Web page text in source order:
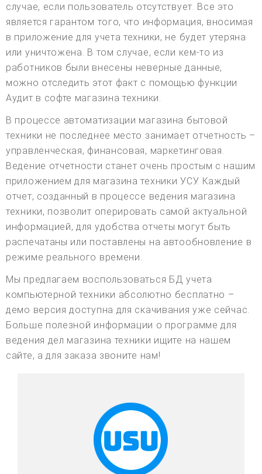
случае, если пользователь отсутствует. Все это
является гарантом того, что информация, вносимая
в приложение для учета техники, не будет утеряна
или уничтожена. В том случае, если кем-то из
работников были внесены неверные данные,
можно отследить этот факт с помощью функции
Аудит в софте магазина техники.
В процессе автоматизации магазина бытовой
техники не последнее место занимает отчетность –
управленческая, финансовая, маркетинговая.
Ведение отчетности станет очень простым с нашим
приложением для магазина техники УСУ. Каждый
отчет, созданный в процессе ведения магазина
техники, позволит оперировать самой актуальной
информацией, для удобства отчеты могут быть
распечатаны или поставлены на автообновление в
режиме реального времени.
Мы предлагаем воспользоваться БД учета
компьютерной техники абсолютно бесплатно –
демо версия доступна для скачивания уже сейчас.
Больше полезной информации о программе для
ведения дел магазина техники ищите на нашем
сайте, а для заказа звоните нам!